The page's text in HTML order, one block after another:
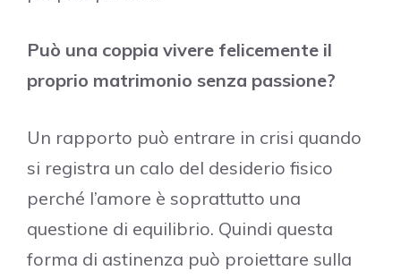
Può una coppia vivere felicemente il
proprio matrimonio senza passione?
Un rapporto può entrare in crisi quando
si registra un calo del desiderio fisico
perché l’amore è soprattutto una
questione di equilibrio. Quindi questa
forma di astinenza può proiettare sulla